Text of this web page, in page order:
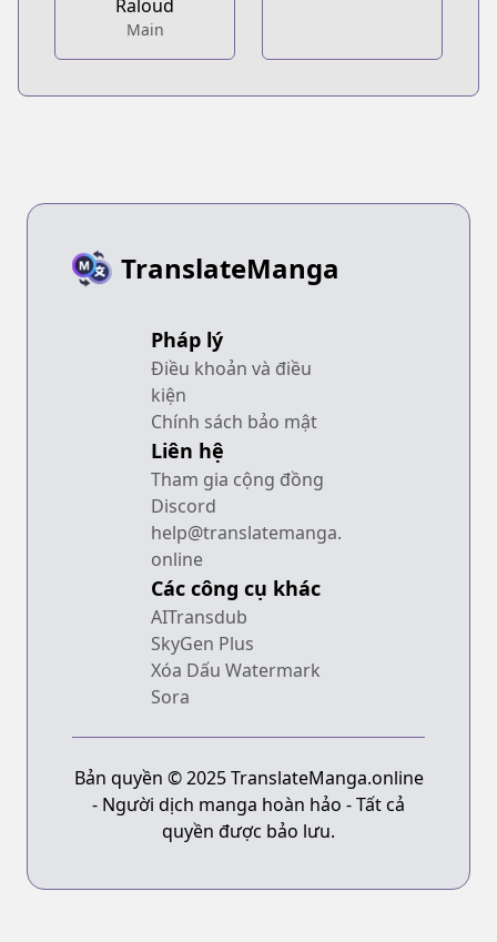
Raloud
Main
TranslateManga
Pháp lý
Điều khoản và điều
kiện
Chính sách bảo mật
Liên hệ
Tham gia cộng đồng
Discord
help@translatemanga.
online
Các công cụ khác
AITransdub
SkyGen Plus
Xóa Dấu Watermark
Sora
Bản quyền © 2025 TranslateManga.online
- Người dịch manga hoàn hảo - Tất cả
quyền được bảo lưu.